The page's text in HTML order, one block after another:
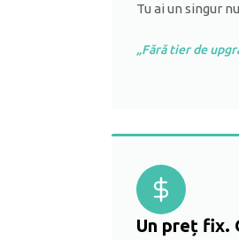
Tu ai un singur
„Fără tier de
Un preț fix.